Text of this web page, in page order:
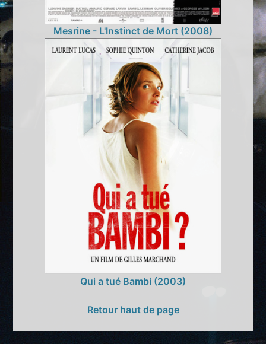
Mesrine - L'Instinct de Mort (2008)
Qui a tué Bambi (2003)
Retour haut de page